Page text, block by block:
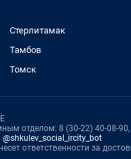
Стерлитамак
Тамбов
Томск
отделом: 8 (30-22) 40-08-90,
@shkulev_social_ircity_bot
ответственности за